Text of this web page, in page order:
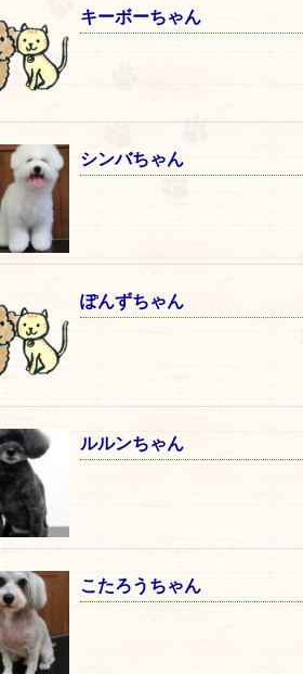
キーボーちゃん
シンバちゃん
ぽんずちゃん
ルルンちゃん
こたろうちゃん